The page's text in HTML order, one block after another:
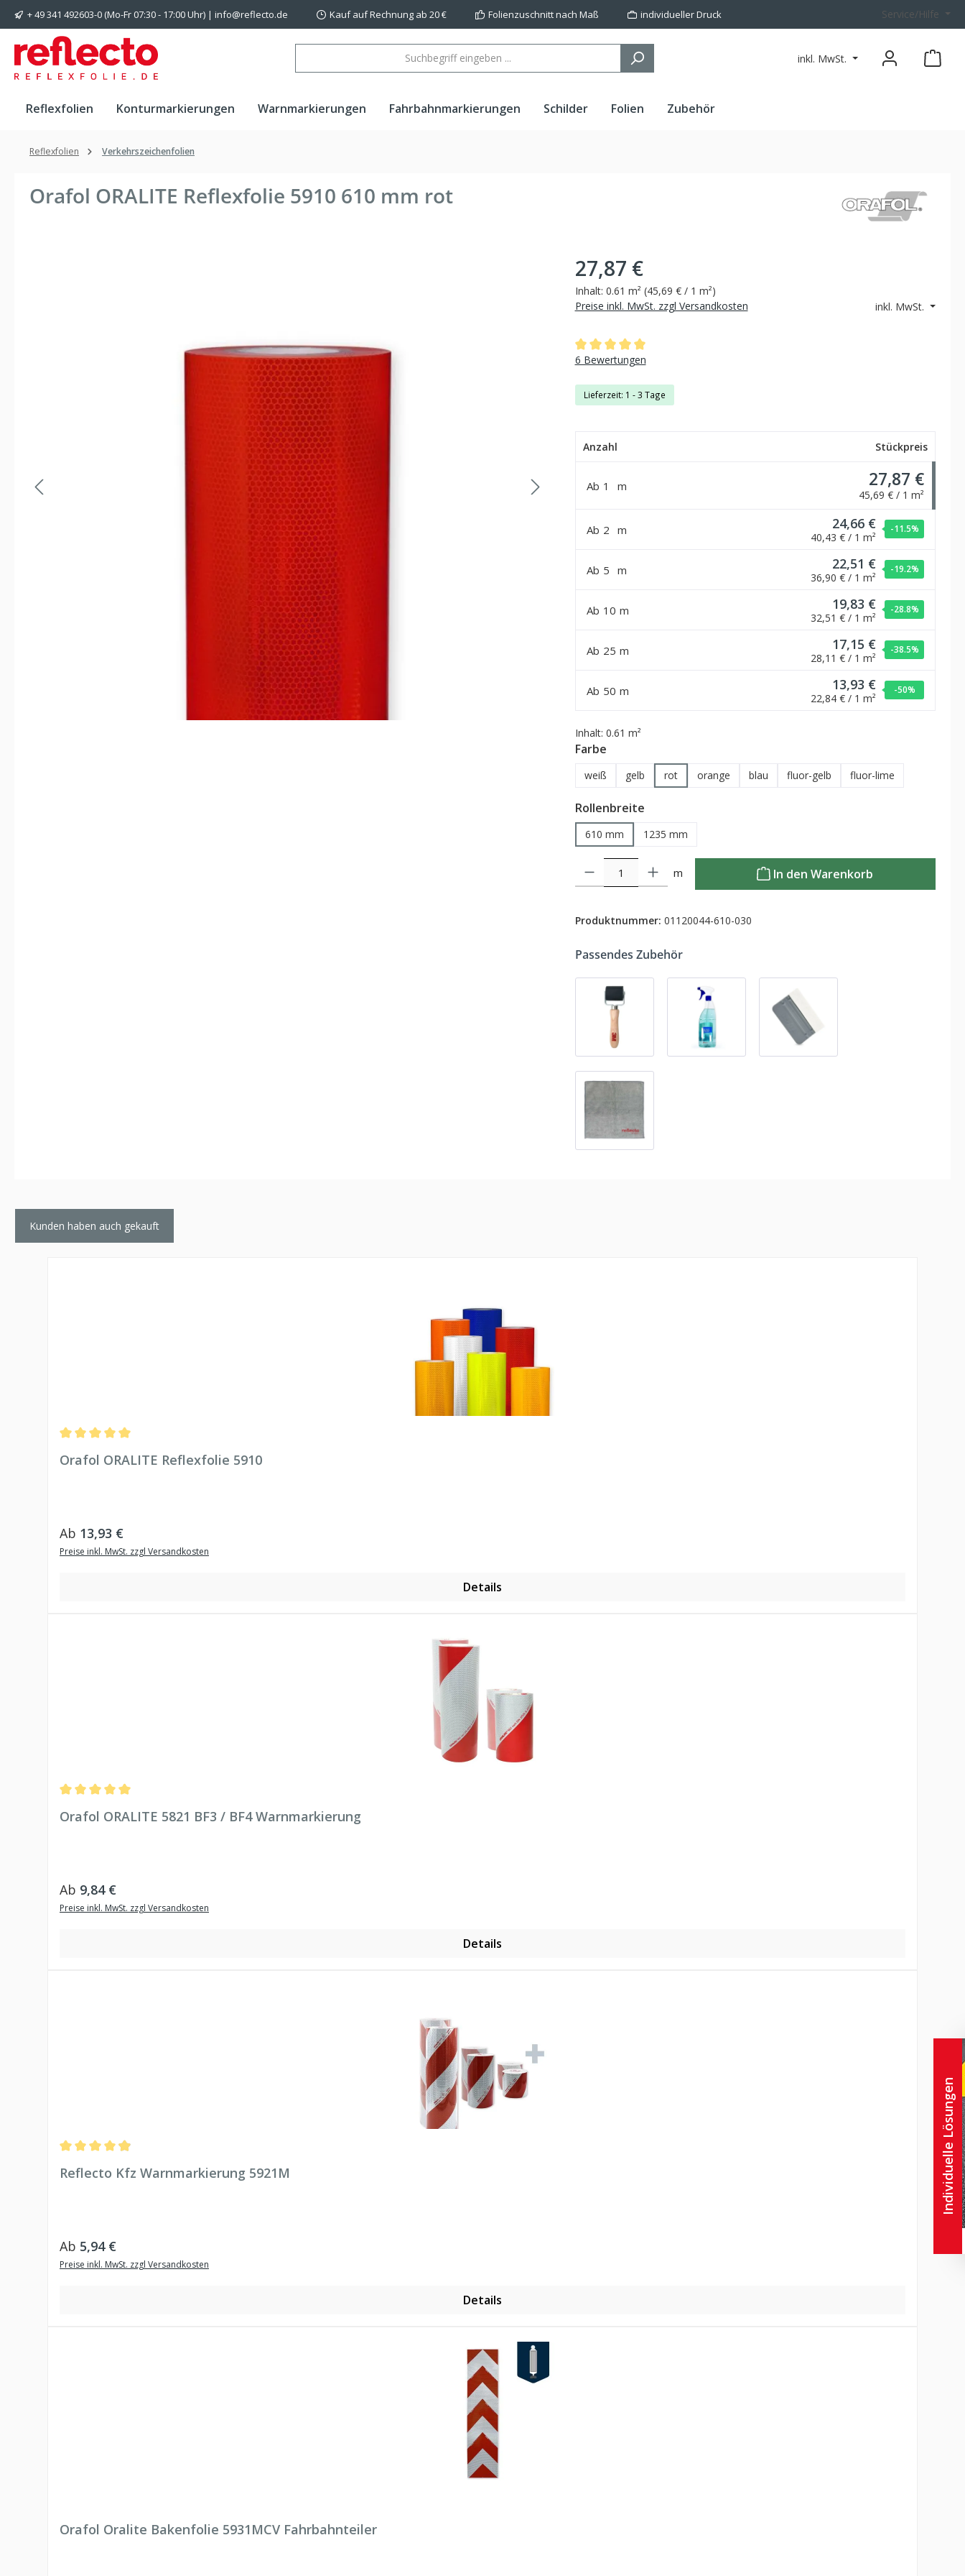
Hauptinhalt springen
Zur Suche springen
Zur Hauptnavigation springen
+ 49 341 492603-0 (Mo-Fr 07:30 - 17:00 Uhr) | info@reflecto.de Kauf auf Rechnung ab 20 € Folienzuschnitt nach Maß individueller Druck Service/Hilfe
inkl. MwSt.
Reflexfolien Konturmarkierungen Warnmarkierungen Fahrbahnmarkierungen Schilder Folien Zubehör
Reflexfolien Verkehrszeichenfolien
Orafol ORALITE Reflexfolie 5910 610 mm rot
27,87 €
Inhalt: 0.61 m² (45,69 €/ 1 m²)
inkl. MwSt.
Preise inkl. MwSt. zzgl Versandkosten
Durchschnittliche Bewertung von 5 von 5 Sternen
6 Bewertungen
Lieferzeit: 1 - 3 Tage
Anzahl Stückpreis
Ab 1 m 27,87 €
45,69 € / 1 m²
Ab 2 m 24,66 €
40,43 € / 1 m²
-11.5%
Ab 5 m 22,51 €
36,90 € / 1 m²
-19.2%
Ab 10 m 19,83 €
32,51 € / 1 m²
-28.8%
Ab 25 m 17,15 €
28,11 € / 1 m²
-38.5%
Ab 50 m 13,93 €
22,84 € / 1 m²
-50%
Inhalt: 0.61 m²
Farbeauswählen
weiß gelb rot orange blau fluor-gelb fluor-lime
Rollenbreiteauswählen
610 mm 1235 mm
m In den Warenkorb
Produktnummer: 01120044-610-030
Passendes Zubehör
Kunden haben auch gekauft
Orafol ORALITE Reflexfolie 5910
Regulärer Preis:
Ab 13,93 €
Preise inkl. MwSt. zzgl Versandkosten
Details
Orafol ORALITE 5821 BF3 / BF4 Warnmarkierung
Regulärer Preis:
Ab 9,84 €
Preise inkl. MwSt. zzgl Versandkosten
Details
Reflecto Kfz Warnmarkierung 5921M
Regulärer Preis:
Ab 5,94 €
Preise inkl. MwSt. zzgl Versandkosten
Details
Orafol Oralite Bakenfolie 5931MCV Fahrbahnteiler
Individuelle Lösungen